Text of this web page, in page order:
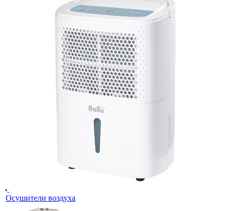
Осушители воздуха